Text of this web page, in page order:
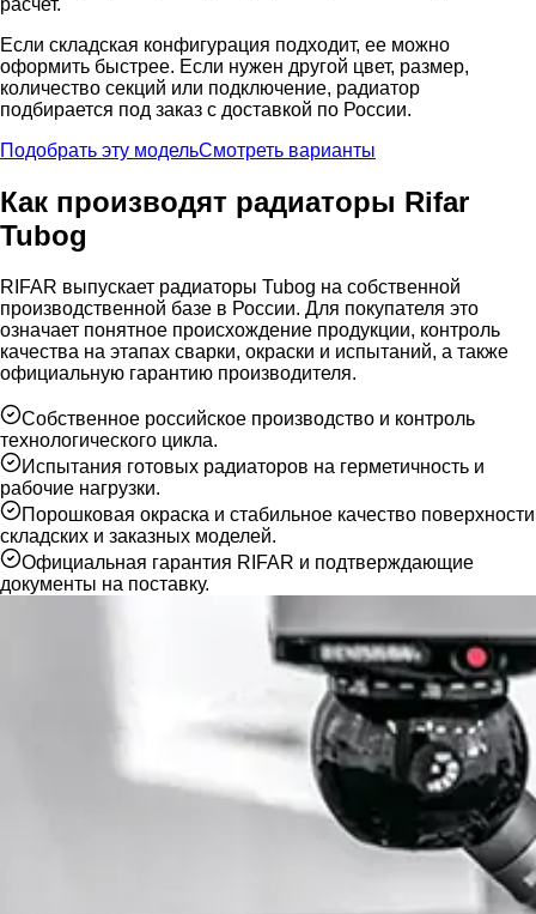
Если складская конфигурация подходит, ее можно
оформить быстрее. Если нужен другой цвет, размер,
количество секций или подключение, радиатор
подбирается под заказ с доставкой по России.
Подобрать эту модельСмотреть варианты
Как производят радиаторы Rifar
Tubog
RIFAR выпускает радиаторы Tubog на собственной
производственной базе в России. Для покупателя это
означает понятное происхождение продукции, контроль
качества на этапах сварки, окраски и испытаний, а также
официальную гарантию производителя.
Собственное российское производство и контроль
технологического цикла.
Испытания готовых радиаторов на герметичность и
рабочие нагрузки.
Порошковая окраска и стабильное качество поверхности
складских и заказных моделей.
Официальная гарантия RIFAR и подтверждающие
документы на поставку.